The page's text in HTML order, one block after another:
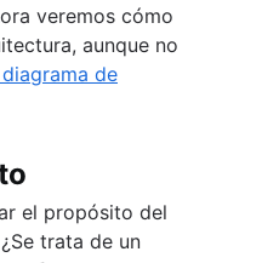
veremos cómo
aunque no
de
el propósito del
trata de un